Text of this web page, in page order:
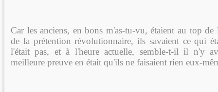
Car les anciens, en bons m'as-tu-vu, étaient au top de
de la prétention révolutionnaire, ils savaient ce qui
l'était pas, et à l'heure actuelle, semble-t-il il n'y
meilleure preuve en était qu'ils ne faisaient rien eux-